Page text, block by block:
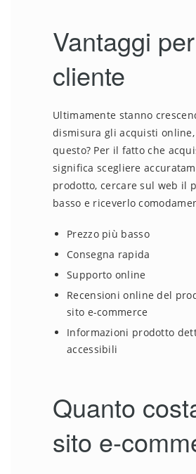
Vantaggi
cliente
Ultimamente stanno
dismisura gli acquisti
questo? Per il fatto che
significa scegliere
prodotto, cercare sul web il
basso e riceverlo
Prezzo più basso
Consegna rapida
Supporto online
Recensioni online del
sito e-commerce
Informazioni prodotto
accessibili
Quanto
sito e-